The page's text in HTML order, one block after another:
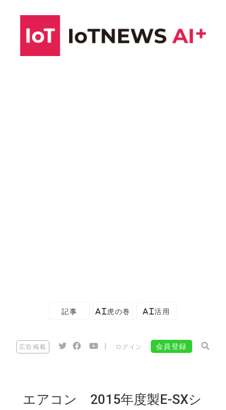
記事 AI虎の巻 AI活用
広告掲載 ログイン 会員登録
エアコン 2015年度製E-SXシ